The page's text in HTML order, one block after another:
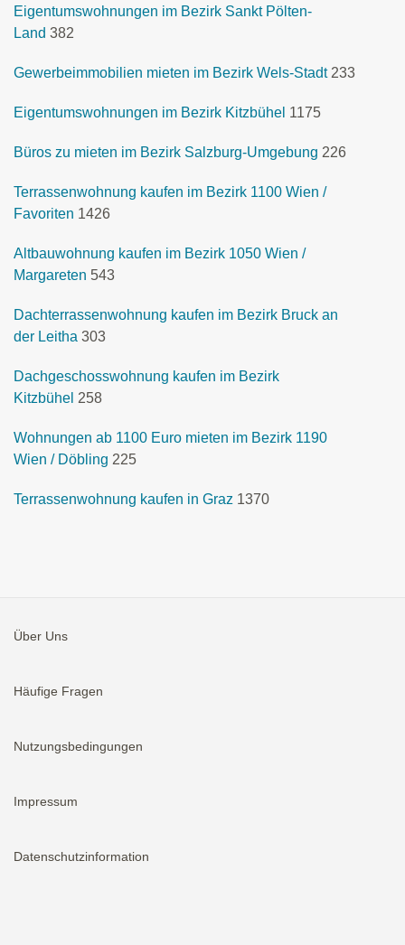
Eigentumswohnungen im Bezirk Sankt Pölten-
Land 382
Gewerbeimmobilien mieten im Bezirk Wels-Stadt 233
Eigentumswohnungen im Bezirk Kitzbühel 1175
Büros zu mieten im Bezirk Salzburg-Umgebung 226
Terrassenwohnung kaufen im Bezirk 1100 Wien /
Favoriten 1426
Altbauwohnung kaufen im Bezirk 1050 Wien /
Margareten 543
Dachterrassenwohnung kaufen im Bezirk Bruck an
der Leitha 303
Dachgeschosswohnung kaufen im Bezirk
Kitzbühel 258
Wohnungen ab 1100 Euro mieten im Bezirk 1190
Wien / Döbling 225
Terrassenwohnung kaufen in Graz 1370
Über Uns
Häufige Fragen
Nutzungsbedingungen
Impressum
Datenschutzinformation